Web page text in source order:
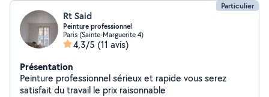
Particulier
Rt Said
Peinture professionnel
Paris (Sainte-Marguerite 4)
4,3/5 (11 avis)
Présentation
Peinture professionnel sérieux et rapide vous serez
satisfait du travail le prix raisonnable